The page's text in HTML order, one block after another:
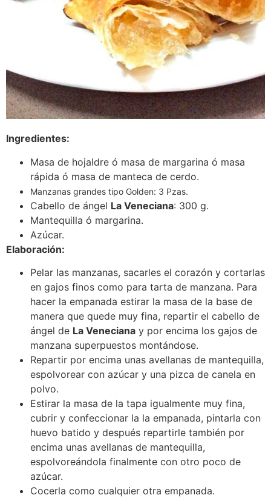
Ingredientes:
Masa de hojaldre ó masa de margarina ó masa
rápida ó masa de manteca de cerdo.
Manzanas grandes tipo Golden: 3 Pzas.
Cabello de ángel La Veneciana: 300 g.
Mantequilla ó margarina.
Azúcar.
Elaboración:
Pelar las manzanas, sacarles el corazón y cortarlas
en gajos finos como para tarta de manzana. Para
hacer la empanada estirar la masa de la base de
manera que quede muy fina, repartir el cabello de
ángel de La Veneciana y por encima los gajos de
manzana superpuestos montándose.
Repartir por encima unas avellanas de mantequilla,
espolvorear con azúcar y una pizca de canela en
polvo.
Estirar la masa de la tapa igualmente muy fina,
cubrir y confeccionar la la empanada, pintarla con
huevo batido y después repartirle también por
encima unas avellanas de mantequilla,
espolvoreándola finalmente con otro poco de
azúcar.
Cocerla como cualquier otra empanada.